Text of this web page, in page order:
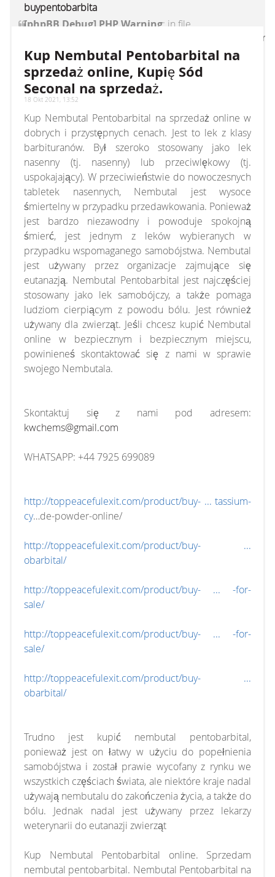
buypentobarbita
[phpBB Debug] PHP Warning: in file
[ROOT]/vendor/twig/twig/lib/Twig/Extension/
on line1236:count(): Parameter must be an
array or an object that implements Countable
Kup Nembutal Pentobarbital na
sprzedaż online, Kupię Sód
Seconal na sprzedaż.
18 Okt 2021, 13:52
Kup Nembutal Pentobarbital na sprzedaż online w
dobrych i przystępnych cenach. Jest to lek z klasy
barbituranów. Był szeroko stosowany jako lek
nasenny (tj. nasenny) lub przeciwlękowy (tj.
uspokajający). W przeciwieństwie do nowoczesnych
tabletek nasennych, Nembutal jest wysoce
śmiertelny w przypadku przedawkowania. Ponieważ
jest bardzo niezawodny i powoduje spokojną
śmierć, jest jednym z leków wybieranych w
przypadku wspomaganego samobójstwa. Nembutal
jest używany przez organizacje zajmujące się
eutanazją. Nembutal Pentobarbital jest najczęściej
stosowany jako lek samobójczy, a także pomaga
ludziom cierpiącym z powodu bólu. Jest również
używany dla zwierząt. Jeśli chcesz kupić Nembutal
online w bezpiecznym i bezpiecznym miejscu,
powinieneś skontaktować się z nami w sprawie
swojego Nembutala.
Skontaktuj się z nami pod adresem:
kwchems@gmail.com
WHATSAPP: +44 7925 699089
http://toppeacefulexit.com/product/buy- ... tassium-
cy…de-powder-online/
http://toppeacefulexit.com/product/buy- ...
obarbital/
http://toppeacefulexit.com/product/buy- ... -for-
sale/
http://toppeacefulexit.com/product/buy- ... -for-
sale/
http://toppeacefulexit.com/product/buy- ...
obarbital/
Trudno jest kupić nembutal pentobarbital,
ponieważ jest on łatwy w użyciu do popełnienia
samobójstwa i został prawie wycofany z rynku we
wszystkich częściach świata, ale niektóre kraje nadal
używają nembutalu do zakończenia życia, a także do
bólu. Jednak nadal jest używany przez lekarzy
weterynarii do eutanazji zwierząt
Kup Nembutal Pentobarbital online. Sprzedam
nembutal pentobarbital. Nembutal Pentobarbital na